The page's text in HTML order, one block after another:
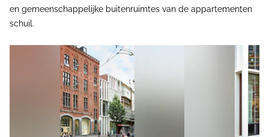
en gemeenschappelijke buitenruimtes van de appartementen
schuil.